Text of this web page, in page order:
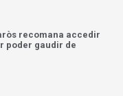
recomana accedir
poder gaudir de